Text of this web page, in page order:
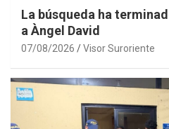
La búsqueda ha
a Àngel David
07/08/2026 Visor Suroriente